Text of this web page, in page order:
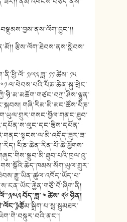
རྩིས་ལོག་ཐེབས་ནས་སླེབས་
༡༩༢༣ ཟླ་ ༡༡ ཚེས་ ༡༥
ལ་ཕེབས་པའི་༸པཎ་ཆེན་སྐུ་ཕྲེང་
གཞི་རིམ་མི་མང་ཚོས་༸པཎ་
༸པཎ་ཆེན་རིན་པོ་ཆེ་ཕྱོགས་
བོད་ཟླ་ ༤ ཚེས་ ༢༦ ཉིན།
》རྩོམ་སྒྲིག་པ་སྦ་སྦུམཐར་